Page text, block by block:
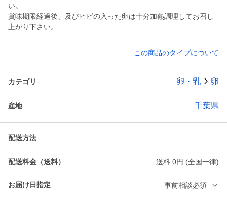
い。
賞味期限経過後、及びヒビの入った卵は十分加熱調理してお召し
上がり下さい。
この商品のタイプについて
カテゴリ 卵・乳 卵
産地 千葉県
配送方法
配送料金（送料） 送料:0円 (全国一律)
お届け日指定 事前相談必須